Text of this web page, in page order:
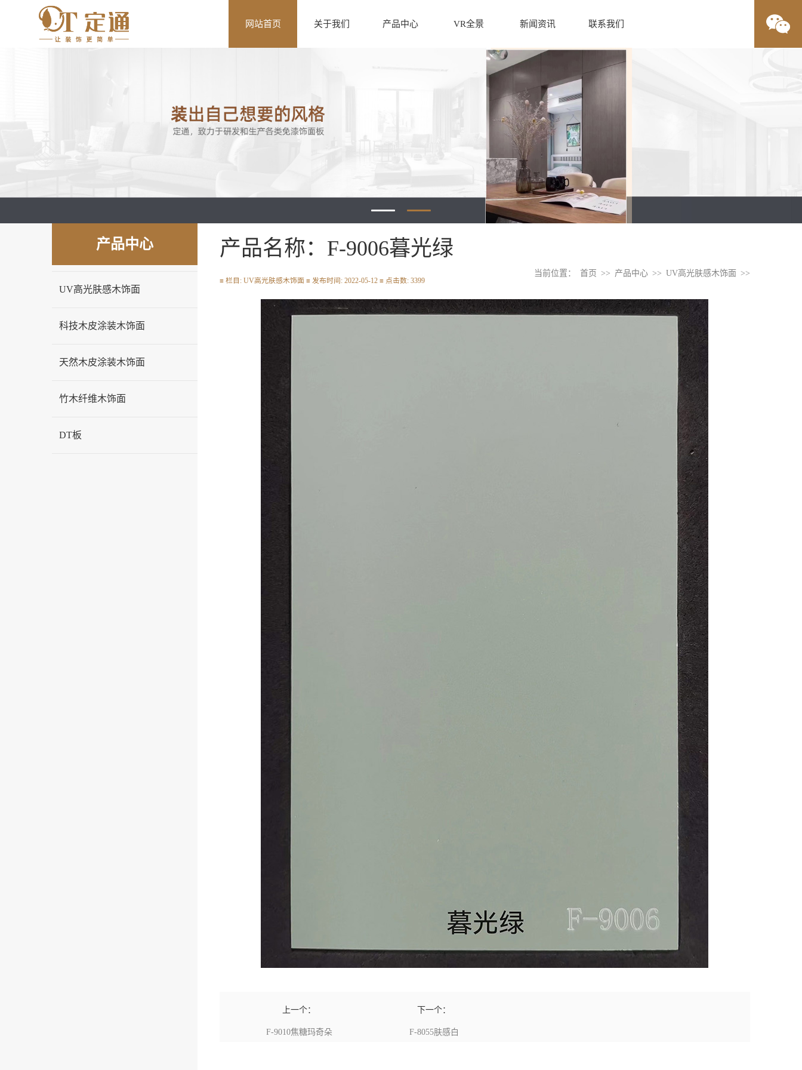
网站首页 关于我们 产品中心 VR全景 新闻资讯 联系我们
产品中心
UV高光肤感木饰面
科技木皮涂装木饰面
天然木皮涂装木饰面
竹木纤维木饰面
DT板
产品名称：F-9006暮光绿
当前位置： 首页 >> 产品中心 >> UV高光肤感木饰面 >>
≡ 栏目: UV高光肤感木饰面 ≡ 发布时间: 2022-05-12 ≡ 点击数: 3399
上一个：
F-9010焦糖玛奇朵
下一个：
F-8055肤感白